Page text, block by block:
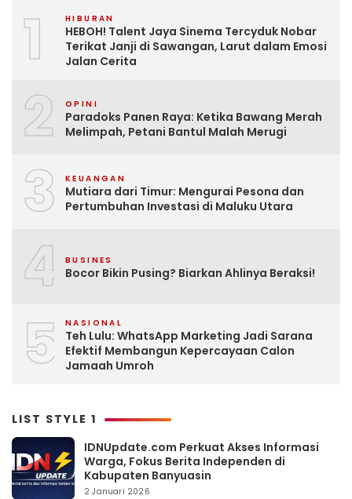
1 HIBURAN
HEBOH! Talent Jaya Sinema Tercyduk Nobar
Terikat Janji di Sawangan, Larut dalam Emosi
Jalan Cerita
2 OPINI
Paradoks Panen Raya: Ketika Bawang Merah
Melimpah, Petani Bantul Malah Merugi
3 KEUANGAN
Mutiara dari Timur: Mengurai Pesona dan
Pertumbuhan Investasi di Maluku Utara
4 BUSINES
Bocor Bikin Pusing? Biarkan Ahlinya Beraksi!
5 NASIONAL
Teh Lulu: WhatsApp Marketing Jadi Sarana
Efektif Membangun Kepercayaan Calon
Jamaah Umroh
LIST STYLE 1
IDNUpdate.com Perkuat Akses Informasi
Warga, Fokus Berita Independen di
Kabupaten Banyuasin
2 Januari 2026